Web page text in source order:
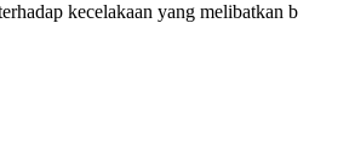
kecelakaan yang melibatkan b